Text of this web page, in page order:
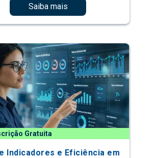
Saiba mais
Gratuita
Indicadores e Eficiência em